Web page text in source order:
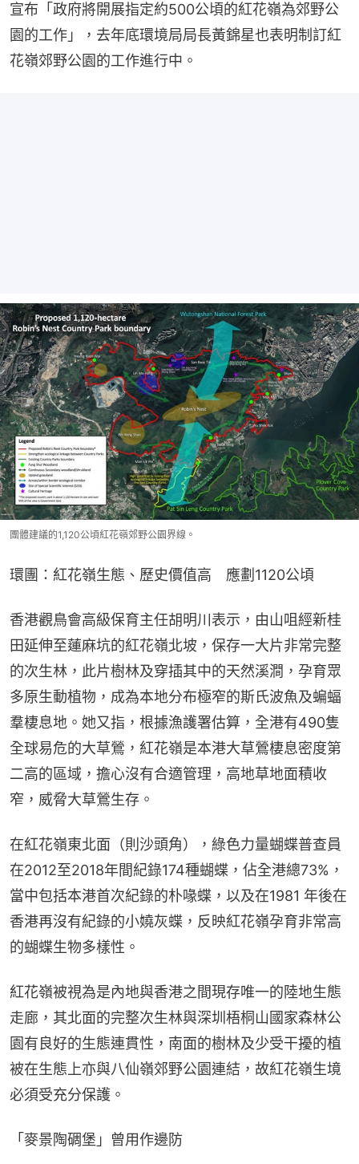
宣布「政府將開展指定約500公頃的紅花嶺為郊野公
園的工作」，去年底環境局局長黃錦星也表明制訂紅
花嶺郊野公園的工作進行中。
團體建議的1,120公頃紅花嶺郊野公園界線。
環團：紅花嶺生態、歷史價值高　應劃1120公頃
香港觀鳥會高級保育主任胡明川表示，由山咀經新桂
田延伸至蓮麻坑的紅花嶺北坡，保存一大片非常完整
的次生林，此片樹林及穿插其中的天然溪澗，孕育眾
多原生動植物，成為本地分布極窄的斯氏波魚及蝙蝠
羣棲息地。她又指，根據漁護署估算，全港有490隻
全球易危的大草鶯，紅花嶺是本港大草鶯棲息密度第
二高的區域，擔心沒有合適管理，高地草地面積收
窄，威脅大草鶯生存。
在紅花嶺東北面（則沙頭角），綠色力量蝴蝶普查員
在2012至2018年間紀錄174種蝴蝶，佔全港總73%，
當中包括本港首次紀錄的朴喙蝶，以及在1981 年後在
香港再沒有紀錄的小嬈灰蝶，反映紅花嶺孕育非常高
的蝴蝶生物多樣性。
紅花嶺被視為是內地與香港之間現存唯一的陸地生態
走廊，其北面的完整次生林與深圳梧桐山國家森林公
園有良好的生態連貫性，南面的樹林及少受干擾的植
被在生態上亦與八仙嶺郊野公園連結，故紅花嶺生境
必須受充分保護。
「麥景陶碉堡」曾用作邊防